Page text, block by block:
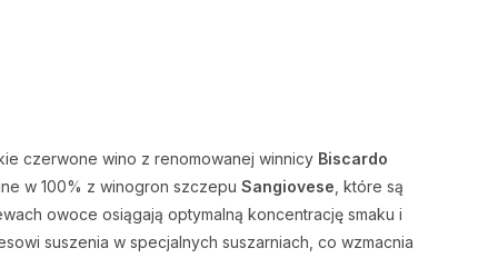
czerwone wino z renomowanej winnicy Biscardo
w 100% z winogron szczepu Sangiovese , które są
owoce osiągają optymalną koncentrację smaku i
suszenia w specjalnych suszarniach, co wzmacnia